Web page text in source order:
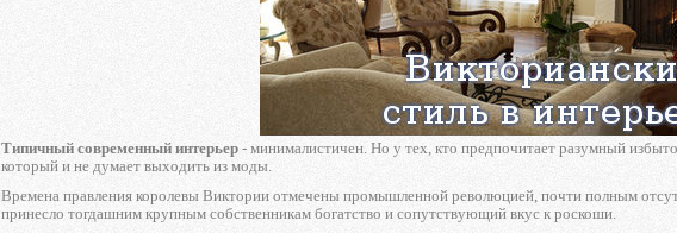
Типичный современный интерьер - минималистичен. Но у тех, кто предпочитает разумный
который и не думает выходить из моды.
Времена правления королевы Виктории отмечены промышленной революцией, почти полным
принесло тогдашним крупным собственникам богатство и сопутствующий вкус к роскоши.